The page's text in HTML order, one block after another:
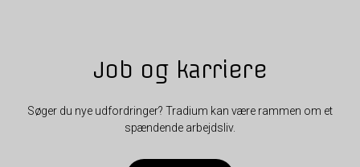
Job og karriere
Søger du nye udfordringer? Tradium kan være rammen om et
spændende arbejdsliv.